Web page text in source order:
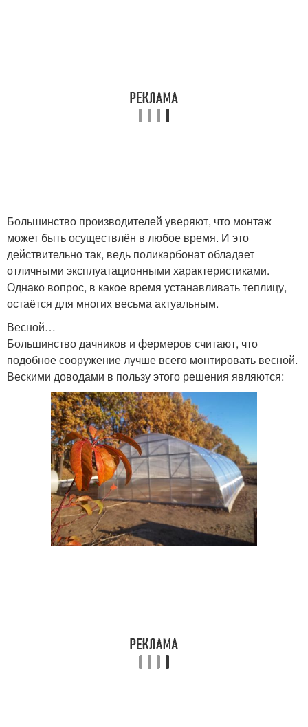
Большинство производителей уверяют, что монтаж
может быть осуществлён в любое время. И это
действительно так, ведь поликарбонат обладает
отличными эксплуатационными характеристиками.
Однако вопрос, в какое время устанавливать теплицу,
остаётся для многих весьма актуальным.
Весной…
Большинство дачников и фермеров считают, что
подобное сооружение лучше всего монтировать весной.
Вескими доводами в пользу этого решения являются: